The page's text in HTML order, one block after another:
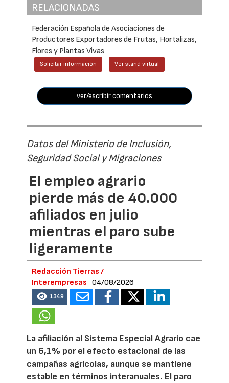
RELACIONADAS
Federación Española de Asociaciones de
Productores Exportadores de Frutas, Hortalizas,
Flores y Plantas Vivas
Solicitar información Ver stand virtual
ver/escribir comentarios
Datos del Ministerio de Inclusión,
Seguridad Social y Migraciones
El empleo agrario
pierde más de 40.000
afiliados en julio
mientras el paro sube
ligeramente
Redacción Tierras /
Interempresas
04/08/2026
1349
La afiliación al Sistema Especial Agrario cae
un 6,1% por el efecto estacional de las
campañas agrícolas, aunque se mantiene
estable en términos interanuales. El paro